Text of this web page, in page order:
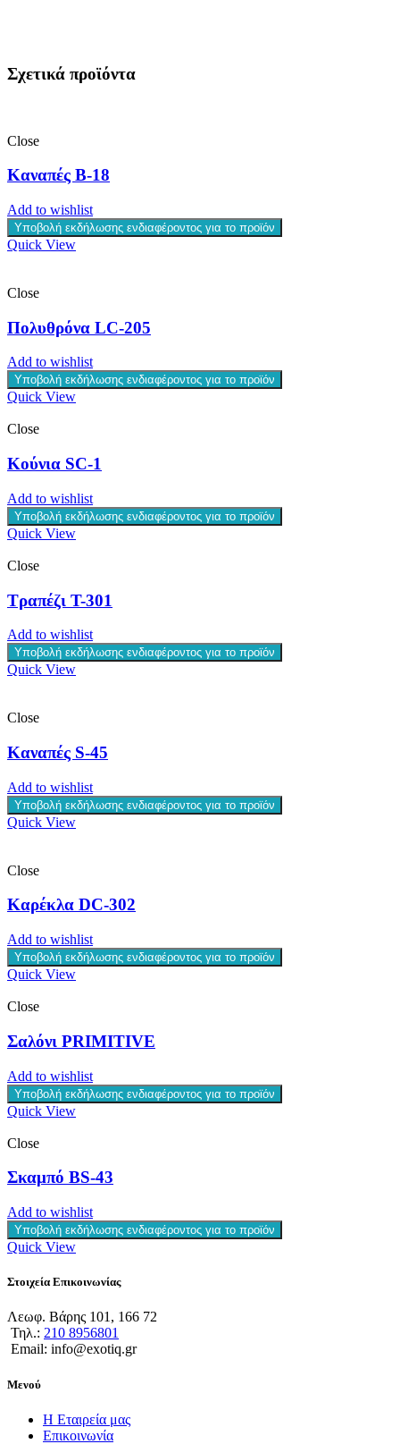
Σχετικά προϊόντα
Close
Καναπές B-18
Add to wishlist
Υποβολή εκδήλωσης ενδιαφέροντος για το προϊόν
Quick View
Close
Πολυθρόνα LC-205
Add to wishlist
Υποβολή εκδήλωσης ενδιαφέροντος για το προϊόν
Quick View
Close
Κούνια SC-1
Add to wishlist
Υποβολή εκδήλωσης ενδιαφέροντος για το προϊόν
Quick View
Close
Τραπέζι T-301
Add to wishlist
Υποβολή εκδήλωσης ενδιαφέροντος για το προϊόν
Quick View
Close
Καναπές S-45
Add to wishlist
Υποβολή εκδήλωσης ενδιαφέροντος για το προϊόν
Quick View
Close
Καρέκλα DC-302
Add to wishlist
Υποβολή εκδήλωσης ενδιαφέροντος για το προϊόν
Quick View
Close
Σαλόνι PRIMITIVE
Add to wishlist
Υποβολή εκδήλωσης ενδιαφέροντος για το προϊόν
Quick View
Close
Σκαμπό BS-43
Add to wishlist
Υποβολή εκδήλωσης ενδιαφέροντος για το προϊόν
Quick View
Στοιχεία Επικοινωνίας
Λεωφ. Βάρης 101, 166 72
Τηλ.: 210 8956801
Email: info@exotiq.gr
Μενού
Η Εταιρεία μας
Επικοινωνία